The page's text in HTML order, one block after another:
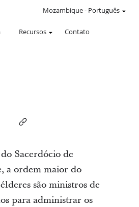
Recursos Contato
Mozambique- Português
Sacerdócio de
a ordem maior do
são ministros de
para administrar os